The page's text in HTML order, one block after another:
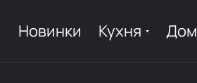
Новинки Кухня Дом